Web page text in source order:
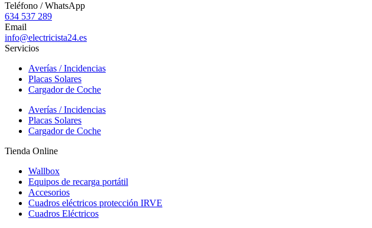
Teléfono / WhatsApp
634 537 289
Email
info@electricista24.es
Servicios
Averías / Incidencias
Placas Solares
Cargador de Coche
Averías / Incidencias
Placas Solares
Cargador de Coche
Tienda Online
Wallbox
Equipos de recarga portátil
Accesorios
Cuadros eléctricos protección IRVE
Cuadros Eléctricos